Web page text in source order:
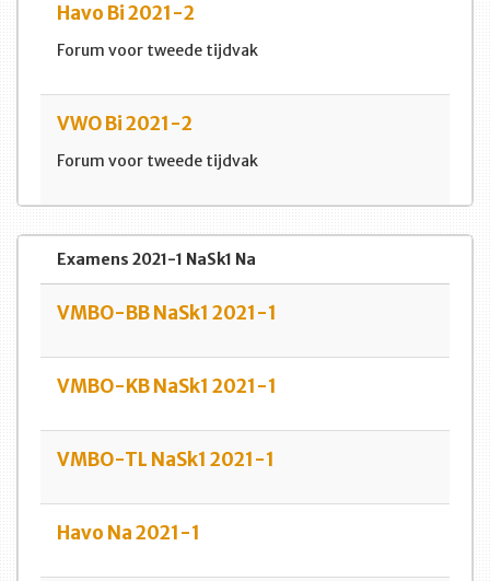
Havo Bi 2021-2
Forum voor tweede tijdvak
VWO Bi 2021-2
Forum voor tweede tijdvak
Examens 2021-1 NaSk1 Na
VMBO-BB NaSk1 2021-1
VMBO-KB NaSk1 2021-1
VMBO-TL NaSk1 2021-1
Havo Na 2021-1